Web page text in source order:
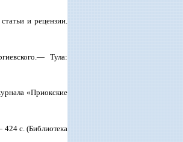
и рецензии.
Тула:
«Приокские
с. (Библиотека